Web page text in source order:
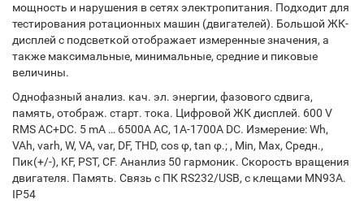
мощность и нарушения в сетях электропитания. Подходит для
тестирования ротационных машин (двигателей). Большой ЖК-
дисплей с подсветкой отображает измеренные значения, а
также максимальные, минимальные, средние и пиковые
величины.
Однофазный анализ. кач. эл. энергии, фазового сдвига,
память, отображ. старт. тока. Цифровой ЖК дисплей. 600 V
RMS AC+DC. 5 mA … 6500А АС, 1А-1700А DC. Измерение: Wh,
VAh, varh, W, VA, var, DF, THD, cos φ, tan φ.; , Min, Max, Средн.,
Пик(+/-), KF, PST, CF. Ананлиз 50 гармоник. Скорость вращения
двигателя. Память. Связь с ПК RS232/USB, с клещами MN93A.
IP54